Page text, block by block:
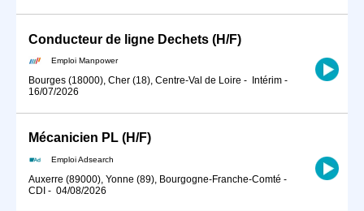
Conducteur de ligne Dechets (H/F)
Emploi Manpower
Bourges (18000), Cher (18), Centre-Val de Loire - Intérim -
16/07/2026
Mécanicien PL (H/F)
Emploi Adsearch
Auxerre (89000), Yonne (89), Bourgogne-Franche-Comté -
CDI - 04/08/2026